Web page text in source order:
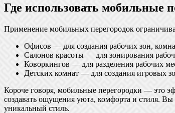
Где использовать мобильные
Применение мобильных перегородок
Офисов — для создания рабочих зон,
Салонов красоты — для зонирования
Коворкингов — для разделения рабочих
Детских комнат — для создания игровых
Короче говоря, мобильные перегородки — это
создавать ощущения уюта, комфорта и стиля. Вы
уникальный стиль.